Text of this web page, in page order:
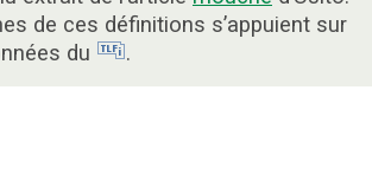
de ces définitions s’appuient sur
du
.